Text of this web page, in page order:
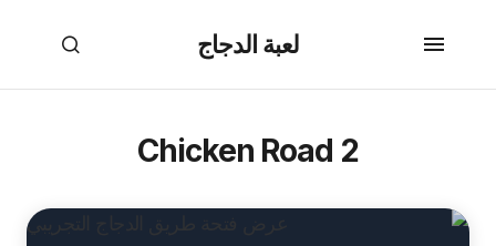
لعبة الدجاج
Chicken Road 2